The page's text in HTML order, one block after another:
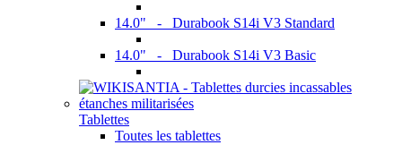
14.0" - Durabook S14i V3 Standard
14.0" - Durabook S14i V3 Basic
Tablettes
Toutes les tablettes